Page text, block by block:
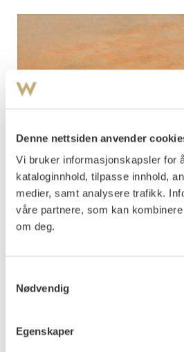
Denne nettsiden anvender
Vi bruker informasjonskapsler for
kataloginnhold, tilpasse innhold,
medier, samt analysere trafikk.
våre partnere, som kan
om deg.
Nødvendig
Egenskaper
12
Normann, Adelsteen
67x103
Signert og datert nede t.h.: A
NOK 40 000–60 000